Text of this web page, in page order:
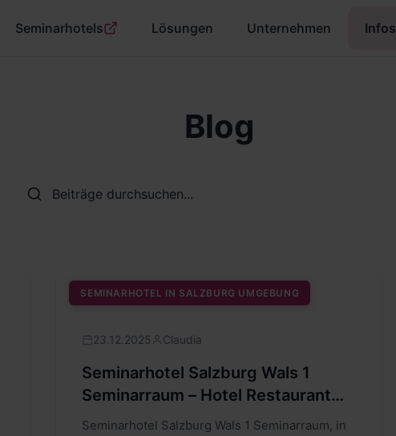
Seminarhotels Lösungen Unternehmen Infos
Blog
SEMINARHOTEL IN SALZBURG UMGEBUNG
23.12.2025 Claudia
Seminarhotel Salzburg Wals 1
Seminarraum – Hotel Restaurant
Laschenskyhof
Seminarhotel Salzburg Wals 1 Seminarraum, in